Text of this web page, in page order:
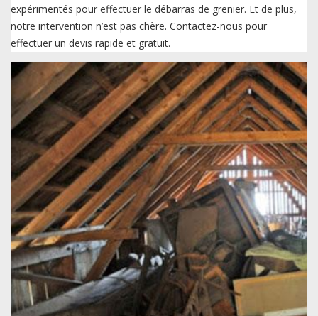
expérimentés pour effectuer le débarras de grenier. Et de plus,
notre intervention n’est pas chère. Contactez-nous pour
effectuer un devis rapide et gratuit.